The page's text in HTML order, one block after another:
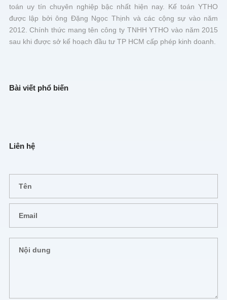
toán uy tín chuyên nghiệp bậc nhất hiện nay. Kế toán YTHO
được lập bởi ông Đặng Ngọc Thịnh và các cộng sự vào năm
2012. Chính thức mang tên công ty TNHH YTHO vào năm 2015
sau khi được sở kế hoạch đầu tư TP HCM cấp phép kinh doanh.
Bài viết phổ biến
Liên hệ